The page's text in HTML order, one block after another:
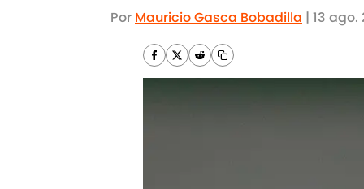
Por Mauricio Gasca Bobadilla | 13 ago.